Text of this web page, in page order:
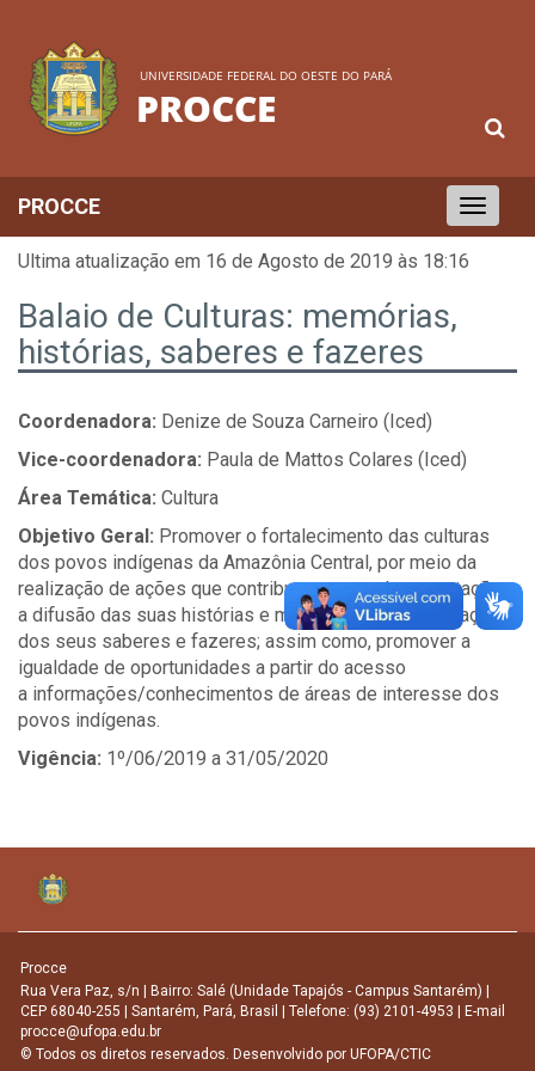
UNIVERSIDADE FEDERAL DO OESTE DO PARÁ
PROCCE
Toggle
navigation
PROCCE
Ultima atualização em 16 de Agosto de 2019 às 18:16
Balaio de Culturas: memórias,
histórias, saberes e fazeres
Coordenadora: Denize de Souza Carneiro (Iced)
Vice-coordenadora: Paula de Mattos Colares (Iced)
Área Temática: Cultura
Objetivo Geral: Promover o fortalecimento das culturas
dos povos indígenas da Amazônia Central, por meio da
realização de ações que contribuam para a documentação e
a difusão das suas histórias e memórias e da valorização
dos seus saberes e fazeres; assim como, promover a
igualdade de oportunidades a partir do acesso
a informações/conhecimentos de áreas de interesse dos
povos indígenas.
Vigência: 1º/06/2019 a 31/05/2020
Procce
Rua Vera Paz, s/n | Bairro: Salé (Unidade Tapajós - Campus Santarém) |
CEP 68040-255 | Santarém, Pará, Brasil | Telefone: (93) 2101-4953 | E-mail
procce@ufopa.edu.br
© Todos os diretos reservados. Desenvolvido por UFOPA/CTIC